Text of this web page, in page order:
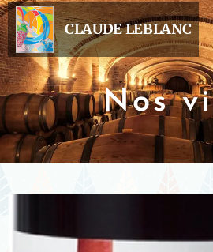
CLAUDE LEBLANC
Nos